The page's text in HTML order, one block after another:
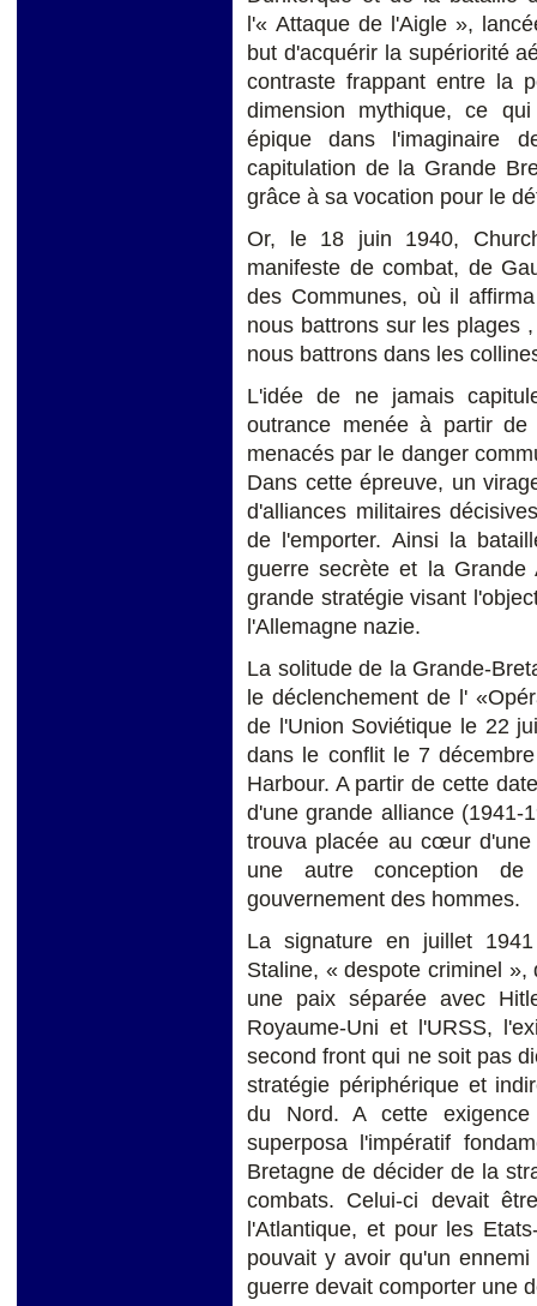
l'« Attaque de l'Aigle »,
but d'acquérir la supériorité
contraste frappant entre la
dimension mythique, ce
épique dans l'imaginaire
capitulation de la Grande
grâce à sa vocation pour le
Or, le 18 juin 1940,
manifeste de combat, de
des Communes, où il
nous battrons sur les plages
nous battrons dans les
L'idée de ne jamais
outrance menée à partir
menacés par le danger
Dans cette épreuve, un
d'alliances militaires
de l'emporter. Ainsi la
guerre secrète et la Grande
grande stratégie visant
l'Allemagne nazie.
La solitude de la Grande-
le déclenchement de l'
de l'Union Soviétique le 22
dans le conflit le 7
Harbour. A partir de cette
d'une grande alliance (1941-
trouva placée au cœur
une autre conception
gouvernement des hommes.
La signature en juillet
Staline, « despote criminel
une paix séparée avec
Royaume-Uni et l'URSS,
second front qui ne soit pas
stratégie périphérique et
du Nord. A cette
superposa l'impératif
Bretagne de décider de la
combats. Celui-ci devait
l'Atlantique, et pour les
pouvait y avoir qu'un
guerre devait comporter une